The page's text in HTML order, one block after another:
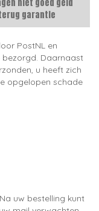
niet goed geld
garantie
PostNL en
bezorgd. Daarnaast
u heeft zich
opgelopen schade
uw bestelling kunt